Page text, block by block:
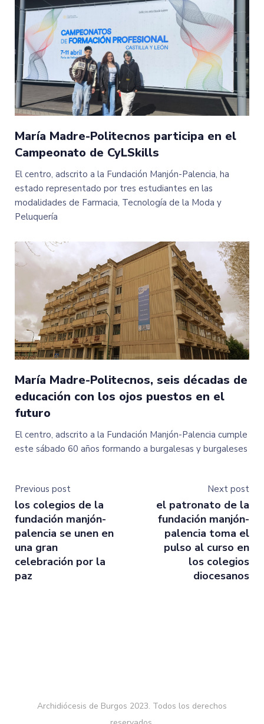
María Madre-Politecnos participa en el
Campeonato de CyLSkills
El centro, adscrito a la Fundación Manjón-Palencia, ha
estado representado por tres estudiantes en las
modalidades de Farmacia, Tecnología de la Moda y
Peluquería
María Madre-Politecnos, seis décadas de
educación con los ojos puestos en el
futuro
El centro, adscrito a la Fundación Manjón-Palencia cumple
este sábado 60 años formando a burgalesas y burgaleses
Previous post
los colegios de la
fundación manjón-
palencia se unen en
una gran
celebración por la
paz
Next post
el patronato de la
fundación manjón-
palencia toma el
pulso al curso en
los colegios
diocesanos
Archidiócesis de Burgos 2023. Todos los derechos